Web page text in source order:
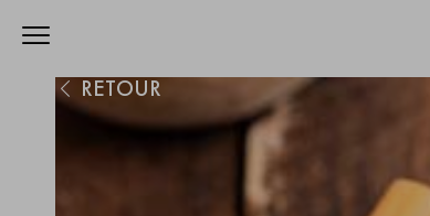
RETOUR